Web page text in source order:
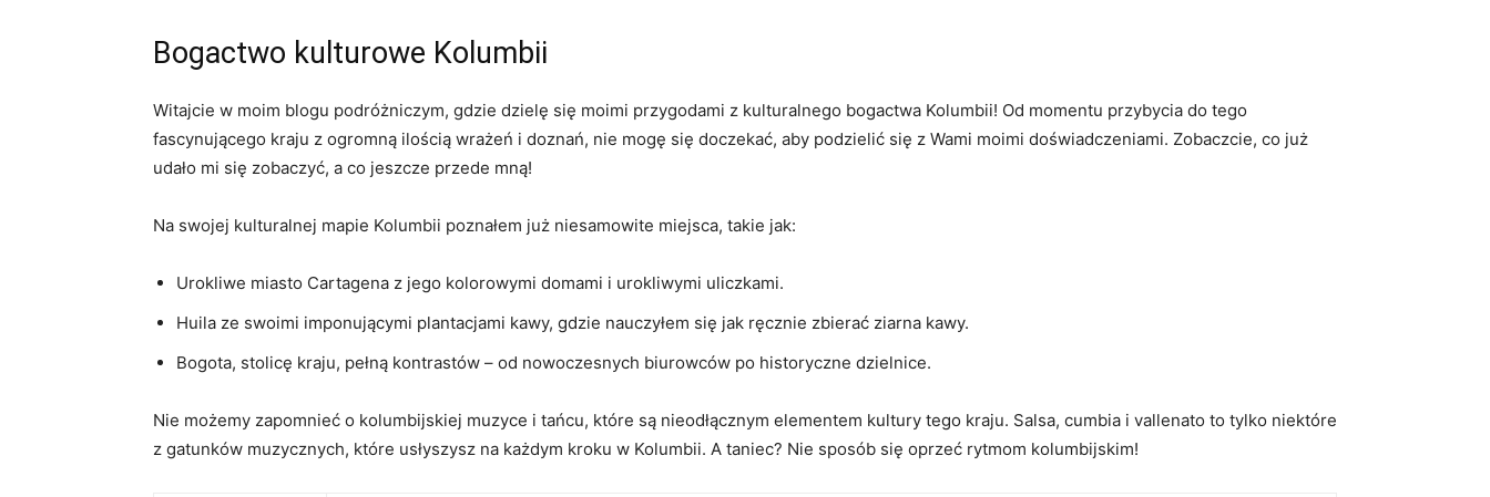
Bogactwo ⁤kulturowe Kolumbii
Witajcie ⁤w‌ moim ‌blogu podróżniczym, ‌gdzie ⁤dzielę‌ się‌ moimi przygodami z kulturalnego ‍bogactwa Kolumbii! ⁤Od momentu przybycia do ⁤tego
⁤fascynującego​ kraju z ⁣ogromną ilością​ wrażeń i‌ doznań, nie mogę się doczekać, ⁣aby ⁤podzielić się z Wami ⁢moimi ‍doświadczeniami. Zobaczcie, co ⁢już
udało mi⁤ się zobaczyć,⁣ a co jeszcze przede⁢ mną!
Na swojej ⁤kulturalnej ‌mapie ‌Kolumbii poznałem już niesamowite⁣ miejsca, takie jak:
Urokliwe miasto Cartagena z jego kolorowymi domami ​i urokliwymi uliczkami.
Huila ze swoimi imponującymi⁣ plantacjami kawy, gdzie nauczyłem się‍ jak‍ ręcznie‍ zbierać ziarna kawy.
Bogota, stolicę‍ kraju, pełną​ kontrastów – od nowoczesnych biurowców po historyczne dzielnice.
Nie możemy zapomnieć o kolumbijskiej muzyce i⁣ tańcu, ‌które są nieodłącznym elementem kultury⁣ tego ‌kraju.⁢ Salsa, cumbia i vallenato to tylko ⁣niektóre
z gatunków muzycznych, które usłyszysz na‌ każdym kroku w⁢ Kolumbii. A ‌taniec? Nie sposób się ⁤oprzeć rytmom kolumbijskim!